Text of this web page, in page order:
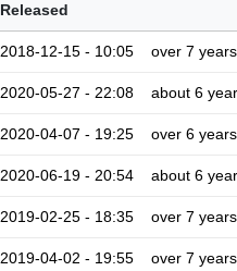
Released
2018-12-15 - 10:05 over 7 years
2020-05-27 - 22:08 about 6
2020-04-07 - 19:25 over 6 years
2020-06-19 - 20:54 about 6
2019-02-25 - 18:35 over 7 years
2019-04-02 - 19:55 over 7 years